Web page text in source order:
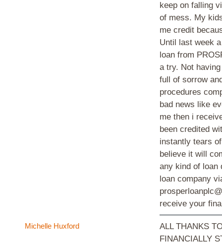
keep on falling
of mess. My
me credit
Until last week
loan from
a try. Not
full of sorrow
procedures
bad news like
me then i
been credited
instantly tears
believe it will
any kind of loan
loan company
receive your
Michelle Huxford
ALL THANKS
FINANCIALLY